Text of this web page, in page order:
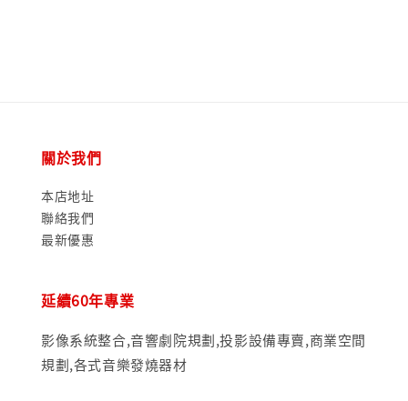
關於我們
本店地址
聯絡我們
最新優惠
延續60年專業
影像系統整合,音響劇院規劃,投影設備專賣,商業空間
規劃,各式音樂發燒器材